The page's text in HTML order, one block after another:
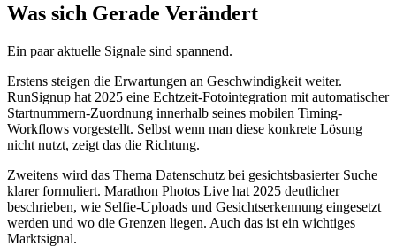
Was sich Gerade Verändert
Ein paar aktuelle Signale sind spannend.
Erstens steigen die Erwartungen an Geschwindigkeit weiter.
RunSignup hat 2025 eine Echtzeit-Fotointegration mit automatischer
Startnummern-Zuordnung innerhalb seines mobilen Timing-
Workflows vorgestellt. Selbst wenn man diese konkrete Lösung
nicht nutzt, zeigt das die Richtung.
Zweitens wird das Thema Datenschutz bei gesichtsbasierter Suche
klarer formuliert. Marathon Photos Live hat 2025 deutlicher
beschrieben, wie Selfie-Uploads und Gesichtserkennung eingesetzt
werden und wo die Grenzen liegen. Auch das ist ein wichtiges
Marktsignal.